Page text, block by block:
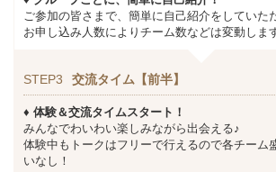
ご参加の皆さまで、簡単に自己紹介をしていた
お申し込み人数によりチーム数などは変動しま
STEP3 交流タイム【前半】
♦ 体験＆交流タイムスタート！
みんなでわいわい楽しみながら出会える♪
体験中もトークはフリーで行えるので各チーム
いなし！